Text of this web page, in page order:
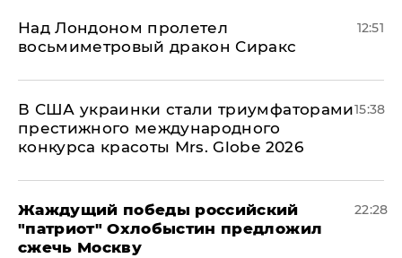
Над Лондоном пролетел
восьмиметровый дракон Сиракс
12:51
В США украинки стали триумфаторами
престижного международного
конкурса красоты Mrs. Globe 2026
15:38
Жаждущий победы российский
"патриот" Охлобыстин предложил
сжечь Москву
22:28